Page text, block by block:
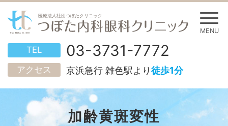
TEL 03-3731-7772
アクセス 京浜急行 雑色駅より徒歩1分
加齢黄斑変性